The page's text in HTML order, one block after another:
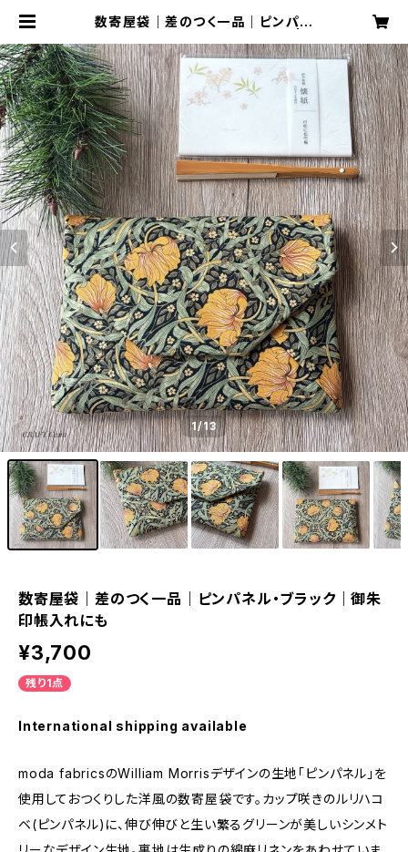
数寄屋袋｜差のつく一品｜ピンパネ
RAFTカーニャ
1/13
数寄屋袋｜差のつく一品｜ピンパネル・ブラック｜御朱
印帳入れにも
¥3,700
残り1点
International shipping available
moda fabricsのWilliam Morrisデザインの生地「ピンパネル」を
使用しておつくりした洋風の数寄屋袋です。カップ咲きのルリハコ
ベ(ピンパネル)に、伸び伸びと生い繁るグリーンが美しいシンメト